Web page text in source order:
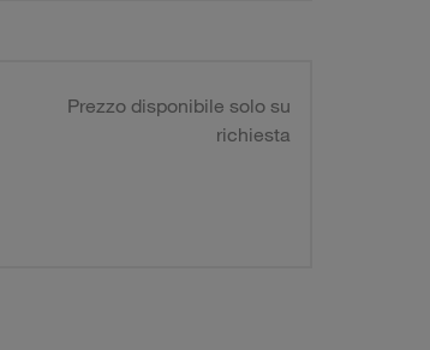
Prezzo disponibile solo su
richiesta